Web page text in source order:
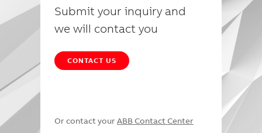
Submit your inquiry and
we will contact you
CONTACT US
Or contact your ABB Contact Center